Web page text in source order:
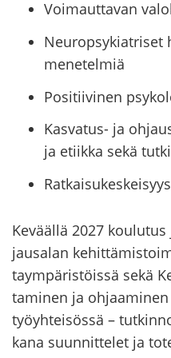
Voimauttavan
Neuropsykiatriset
menetelmiä
Positiivinen
Kasvatus- ja
ja etiikka sekä
Ke­vääl­lä 2027
jausa­lan
taym­pä­ris­töis­sä sekä
ta­mi­nen ja
työyh­tei­sös­sä –
ka­na suun­nit­te­let ja